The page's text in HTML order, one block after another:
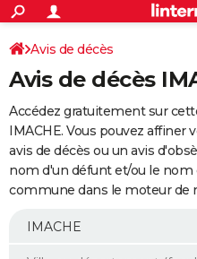
ACTUALITÉS
Politique
Société
Faits Divers
Education
Monde
Villes
+
SPORT
Coupe du monde 2026
Football
Tennis
Cyclisme
Rugby
Forum
Programme TV
TNT
Streaming
Cinéma
Sorties cinéma
Musique
+FINANCE
Retraite
Epargne
Immobilier
Risques naturels par ville
Banque
Assurance
AUTO
Essais
Réserver un essai
Citadines
Berlines
SUV
Forum auto
+
Mobiles
Meilleur smartphone
Internet
Ordinateurs
Jeux vidéo
Guide high-tech
Avis de décès
Avis de décès
Accédez gratuitement sur
IMACHE. Vous pouvez affiner
avis de décès ou un avis
nom d'un défunt et/ou le nom
commune dans le moteur de